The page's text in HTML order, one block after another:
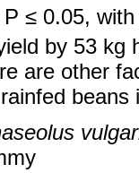
≤ 0.05,
by 53 kg
are other
beans